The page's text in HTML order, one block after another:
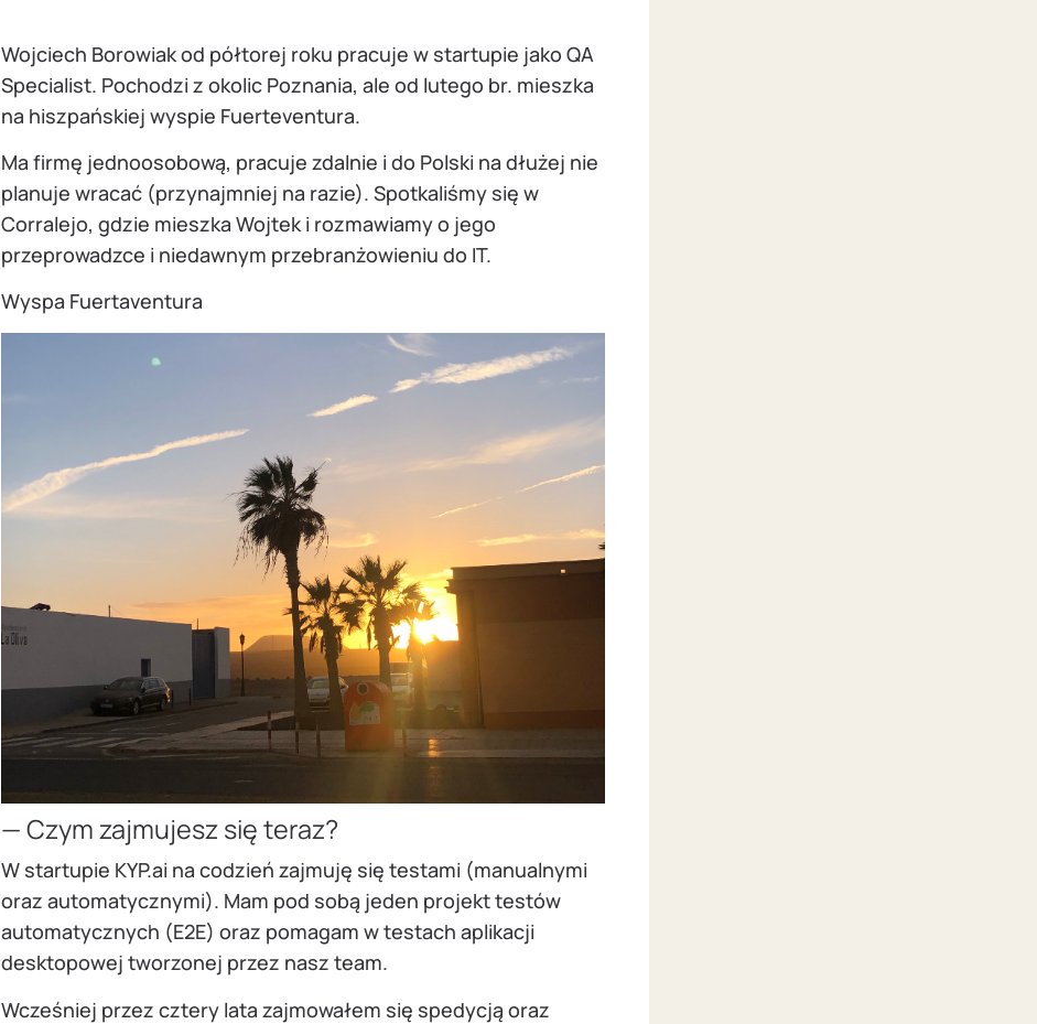
Wojciech Borowiak od półtorej roku pracuje w startupie jako QA
Specialist. Pochodzi z okolic Poznania, ale od lutego br. mieszka
na hiszpańskiej wyspie Fuerteventura.
Ma firmę jednoosobową, pracuje zdalnie i do Polski na dłużej nie
planuje wracać (przynajmniej na razie). Spotkaliśmy się w
Corralejo, gdzie mieszka Wojtek i rozmawiamy o jego
przeprowadzce i niedawnym przebranżowieniu do IT.
Wyspa Fuertaventura
— Czym zajmujesz się teraz?
W startupie KYP.ai na codzień zajmuję się testami (manualnymi
oraz automatycznymi). Mam pod sobą jeden projekt testów
automatycznych (E2E) oraz pomagam w testach aplikacji
desktopowej tworzonej przez nasz team.
Wcześniej przez cztery lata zajmowałem się spedycją oraz